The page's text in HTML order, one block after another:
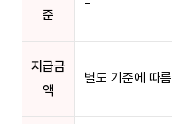
준
지급금
액
별도 기준에 따름